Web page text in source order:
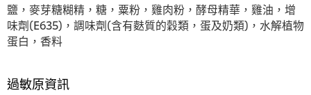
鹽，麥芽糖糊精，糖，粟粉，雞肉粉，酵母精華，雞油，增
味劑(E635)，調味劑(含有麩質的穀類，蛋及奶類)，水解植物
蛋白，香料
過敏原資訊